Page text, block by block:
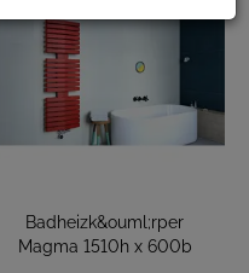
Badheizk&ouml;rper
Magma 1510h x 600b